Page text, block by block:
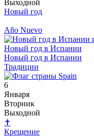
Выходной
Новый год
Año Nuevo
Новый год в Испании
Новый год в Испании
Традиции
6
Января
Вторник
Выходной
✝
Крещение